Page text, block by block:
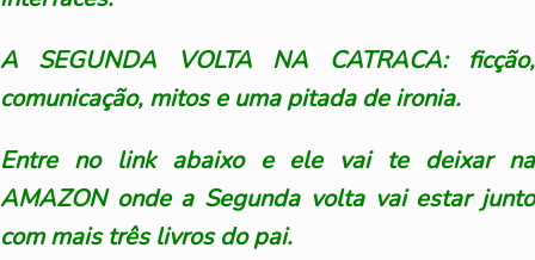
A SEGUNDA VOLTA NA CATRACA: ficção,
comunicação, mitos e uma pitada de ironia.
Entre no link abaixo e ele vai te deixar na
AMAZON onde a Segunda volta vai estar junto
com mais três livros do pai.